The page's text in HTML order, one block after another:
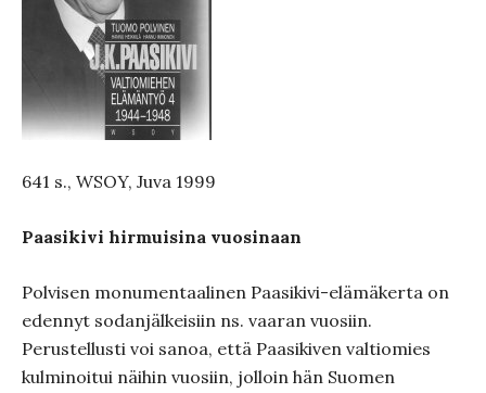
641 s., WSOY, Juva 1999
Paasikivi hirmuisina vuosinaan
Polvisen monumentaalinen Paasikivi-elämäkerta on
edennyt sodanjälkeisiin ns. vaaran vuosiin.
Perustellusti voi sanoa, että Paasikiven valtiomies
kulminoitui näihin vuosiin, jolloin hän Suomen